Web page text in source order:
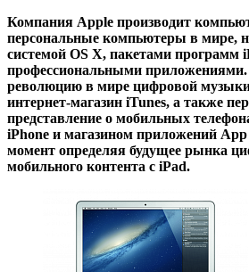
Компания Apple производит
персональные компьютеры в мире,
системой OS X, пакетами программ
профессиональными приложениями.
революцию в мире цифровой
интернет-магазин iTunes, а также
представление о мобильных
iPhone и магазином приложений
момент определяя будущее рынка
мобильного контента с iPad.